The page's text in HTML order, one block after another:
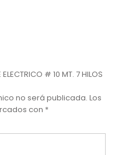
# 10 MT. 7 HILOS
no será publicada. Los
con *